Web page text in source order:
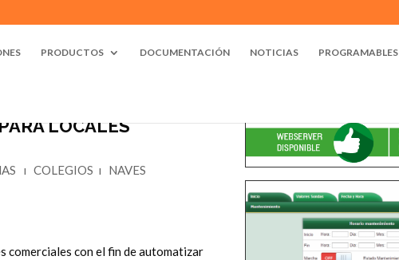
PRODUCTOS DOCUMENTACIÓN NOTICIAS PROGRAMABLES
LOCALES
ı COLEGIOS ı
NAVES
comerciales con el fin de automatizar